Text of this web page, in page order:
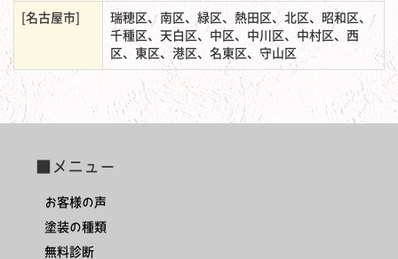
[名古屋市]
瑞穂区、南区、緑区、熱田区、北区、昭和区、
千種区、天白区、中区、中川区、中村区、西
区、東区、港区、名東区、守山区
■メニュー
お客様の声
塗装の種類
無料診断